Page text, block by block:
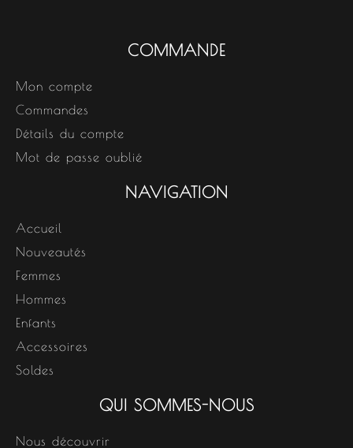
COMMANDE
Mon compte
Commandes
Détails du compte
Mot de passe oublié
NAVIGATION
Accueil
Nouveautés
Femmes
Hommes
Enfants
Accessoires
Soldes
QUI SOMMES-NOUS
Nous découvrir